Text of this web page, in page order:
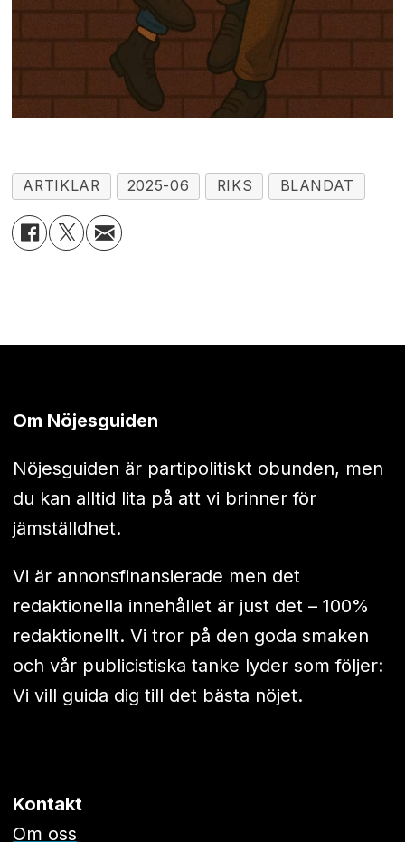
ARTIKLAR 2025-06 RIKS BLANDAT
Om Nöjesguiden
Nöjesguiden är partipolitiskt obunden, men
du kan alltid lita på att vi brinner för
jämställdhet.
Vi är annonsfinansierade men det
redaktionella innehållet är just det – 100%
redaktionellt. Vi tror på den goda smaken
och vår publicistiska tanke lyder som följer:
Vi vill guida dig till det bästa nöjet.
Kontakt
Om oss